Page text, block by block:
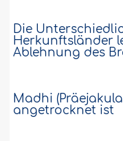
Die
Herkunftsländer
Ablehnung des
Madhi
angetrocknet ist